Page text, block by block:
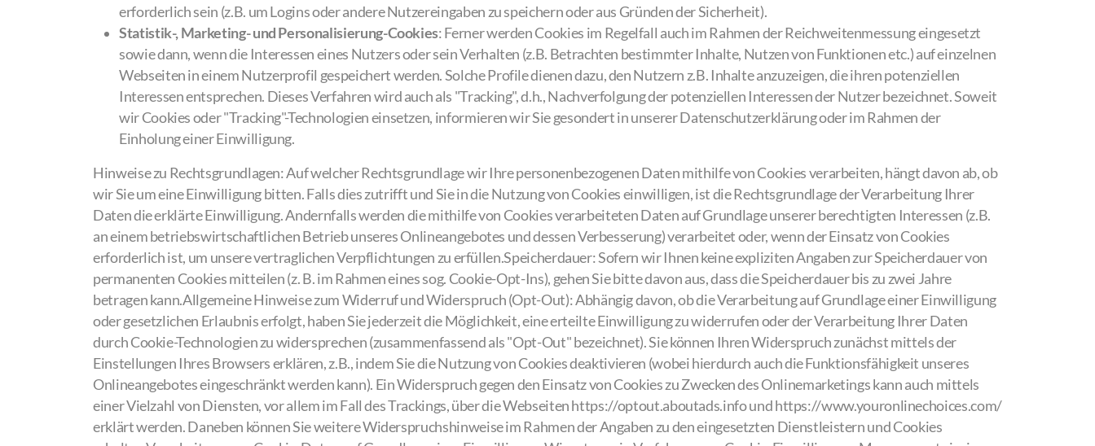
erforderlich sein (z.B. um Logins oder andere Nutzereingaben zu speichern oder aus Gründen der Sicherheit).
Statistik-, Marketing- und Personalisierung-Cookies: Ferner werden Cookies im Regelfall auch im Rahmen der Reichweitenmessung eingesetzt
sowie dann, wenn die Interessen eines Nutzers oder sein Verhalten (z.B. Betrachten bestimmter Inhalte, Nutzen von Funktionen etc.) auf einzelnen
Webseiten in einem Nutzerprofil gespeichert werden. Solche Profile dienen dazu, den Nutzern z.B. Inhalte anzuzeigen, die ihren potenziellen
Interessen entsprechen. Dieses Verfahren wird auch als "Tracking", d.h., Nachverfolgung der potenziellen Interessen der Nutzer bezeichnet. Soweit
wir Cookies oder "Tracking"-Technologien einsetzen, informieren wir Sie gesondert in unserer Datenschutzerklärung oder im Rahmen der
Einholung einer Einwilligung.
Hinweise zu Rechtsgrundlagen: Auf welcher Rechtsgrundlage wir Ihre personenbezogenen Daten mithilfe von Cookies verarbeiten, hängt davon ab, ob
wir Sie um eine Einwilligung bitten. Falls dies zutrifft und Sie in die Nutzung von Cookies einwilligen, ist die Rechtsgrundlage der Verarbeitung Ihrer
Daten die erklärte Einwilligung. Andernfalls werden die mithilfe von Cookies verarbeiteten Daten auf Grundlage unserer berechtigten Interessen (z.B.
an einem betriebswirtschaftlichen Betrieb unseres Onlineangebotes und dessen Verbesserung) verarbeitet oder, wenn der Einsatz von Cookies
erforderlich ist, um unsere vertraglichen Verpflichtungen zu erfüllen.Speicherdauer: Sofern wir Ihnen keine expliziten Angaben zur Speicherdauer von
permanenten Cookies mitteilen (z. B. im Rahmen eines sog. Cookie-Opt-Ins), gehen Sie bitte davon aus, dass die Speicherdauer bis zu zwei Jahre
betragen kann.Allgemeine Hinweise zum Widerruf und Widerspruch (Opt-Out): Abhängig davon, ob die Verarbeitung auf Grundlage einer Einwilligung
oder gesetzlichen Erlaubnis erfolgt, haben Sie jederzeit die Möglichkeit, eine erteilte Einwilligung zu widerrufen oder der Verarbeitung Ihrer Daten
durch Cookie-Technologien zu widersprechen (zusammenfassend als "Opt-Out" bezeichnet). Sie können Ihren Widerspruch zunächst mittels der
Einstellungen Ihres Browsers erklären, z.B., indem Sie die Nutzung von Cookies deaktivieren (wobei hierdurch auch die Funktionsfähigkeit unseres
Onlineangebotes eingeschränkt werden kann). Ein Widerspruch gegen den Einsatz von Cookies zu Zwecken des Onlinemarketings kann auch mittels
einer Vielzahl von Diensten, vor allem im Fall des Trackings, über die Webseiten https://optout.aboutads.info und https://www.youronlinechoices.com/
erklärt werden. Daneben können Sie weitere Widerspruchshinweise im Rahmen der Angaben zu den eingesetzten Dienstleistern und Cookies